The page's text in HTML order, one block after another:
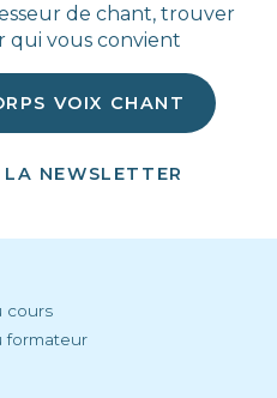
de chant, trouver
qui vous convient
VOIX CHANT
LA NEWSLETTER
cours
formateur